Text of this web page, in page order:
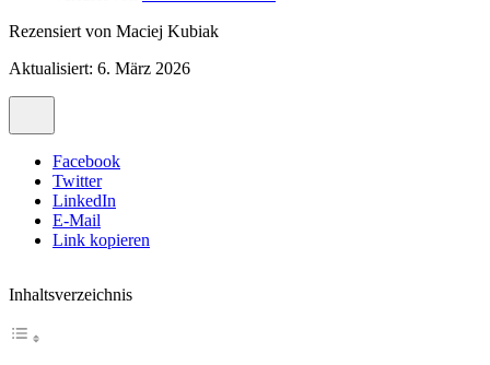
Rezensiert von Maciej Kubiak
Aktualisiert: 6. März 2026
Facebook
Twitter
LinkedIn
E-Mail
Link kopieren
Inhaltsverzeichnis